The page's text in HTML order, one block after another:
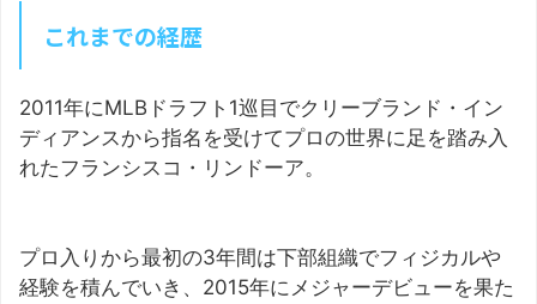
これまでの経歴
2011年にMLBドラフト1巡目でクリーブランド・イン
ディアンスから指名を受けてプロの世界に足を踏み入
れたフランシスコ・リンドーア。
プロ入りから最初の3年間は下部組織でフィジカルや
経験を積んでいき、2015年にメジャーデビューを果た